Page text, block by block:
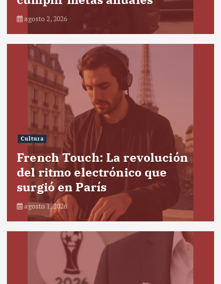
agosto 2, 2026
Cultura
French Touch: La revolución
del ritmo electrónico que
surgió en París
agosto 1, 2026